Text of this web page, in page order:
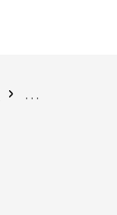
Nyheter -